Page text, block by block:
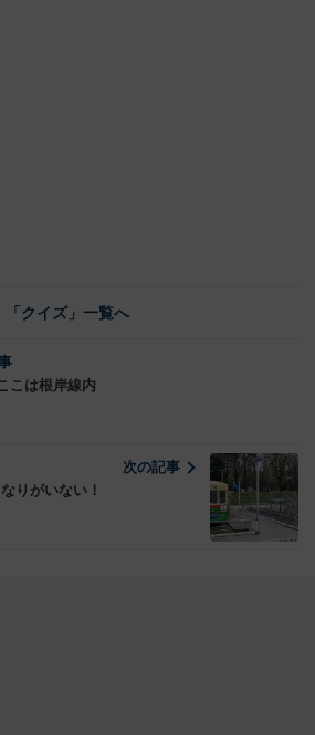
「クイズ」一覧へ
こは根岸線内
次の記事
りがいない！